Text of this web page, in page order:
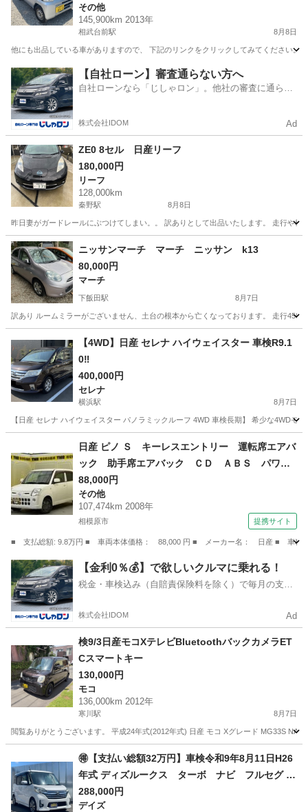
その他
145,900km 2013年
相武台前駅 8月8日
他にも出品している車がありますので、 下記のリンクをクリックしてみてください。
神奈川 相模原市 相武台前駅 その他 クリッパー
【自社ローン】審査通らない方へ
自社ローンなら「じしゃロン」。他社の審査に通らな
株式会社IDOM Ad
ZE0 8セル 日産リーフ
180,000円
リーフ
128,000km
秦野駅 8月8日
昨日妻がガードレールにぶつけてしまい。。 訳ありとして出品いたします。 走行や機
神奈川 秦野市 秦野駅 リーフ
ニッサンマーチ マーチ ニッサン k13
80,000円
マーチ
下飯田駅 8月7日
訳あり ルームミラーがございません、土台の根本から亡くなっております。 走行
下飯田駅 マーチ
【4WD】日産 セレナ ハイウェイスター 車検R9.1
0‼️
400,000円
セレナ
横浜駅 8月7日
【日産 セレナ ハイウェイスター パノラミックルーフ 4WD 車検長期】 希少な4WD
横浜駅 セレナ パノラミックルーフ
日産 ピノ Ｓ キーレスエントリー 運転席エアバ
ック 助手席エアバック ＣＤ ＡＢＳ パワー
ステアリング （検9.9）
88,000円
その他
107,474km 2008年
相模原市 提携サイト
■ 支払総額: 9.8万円 ■ 車両本体価格： 88,000 円 ■ メーカー名： 日産 ■ 車
神奈川 相模原市 その他
【金利0％💰】で欲しいクルマに乗れる！
税金・車検込み（自賠責保険料を除く）で毎月の支払
株式会社IDOM Ad
検9/3日産モコXテレビBluetoothバックカメラET
Cスマートキー
130,000円
モコ
136,000km 2012年
寒川駅 8月7日
閲覧ありがとうございます。 平成24年式(2012年式) 日産 モコ Xグレード MG33S NA
寒川駅 モコ
🉐【支払い総額32万円】車検令和9年8月11日H26
年式 ディズルークス ターボ ナビ フルセグ 調
子良好 修復歴無し 乗って帰れる！
288,000円
デイズ